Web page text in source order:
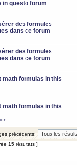
in questo forum
des formules
dans ce forum
des formules
dans ce forum
math formulas in this
math formulas in this
précédents:
15 résultats ]